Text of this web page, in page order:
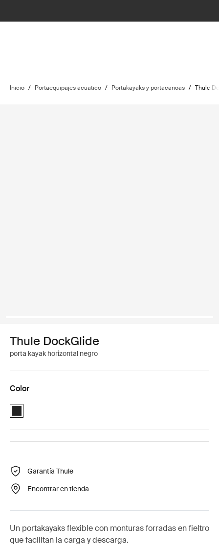
Inicio / Portaequipajes acuático / Portakayaks y portacanoas / Thule
Thule DockGlide
porta kayak horizontal negro
Color
Thule DockGlide Negro (selected)
Garantía Thule
Encontrar en tienda
Un portakayaks flexible con monturas forradas en fieltro
que facilitan la carga y descarga.